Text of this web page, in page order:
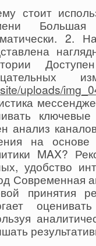
стоит
Большая
2.
uploads/
анализ
на основе
MAX?
удобство
Современная
принятия